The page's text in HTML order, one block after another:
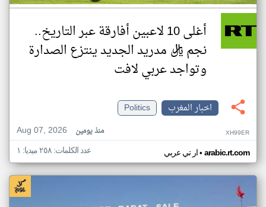
أغلى 10 لاعبين أفارقة عبر التاريخ..
نجم ريال مدريد الجديد ينتزع الصدارة
وتواجد عربي لافت
اخبار المغرب
Politics
Aug 07, 2026
منذ يومين XH99ER
ار تي عربي• arabic.rt.com عدد الكلمات: ٢٥٨ ميديا: ١